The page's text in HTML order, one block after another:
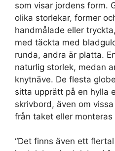
som visar jordens form.
olika storlekar, former
handmålade eller
med täckta med
runda, andra är platta.
naturlig storlek, medan
knytnäve. De flesta
sitta upprätt på en hylla
skrivbord, även om
från taket eller monteras
“Det finns även ett